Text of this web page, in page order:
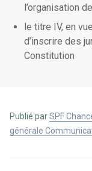
l’organisation
le titre IV, en
d’inscrire des
Constitution
Publié parSPF
générale